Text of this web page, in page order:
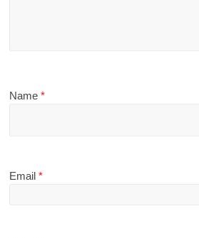
Name*
Email*